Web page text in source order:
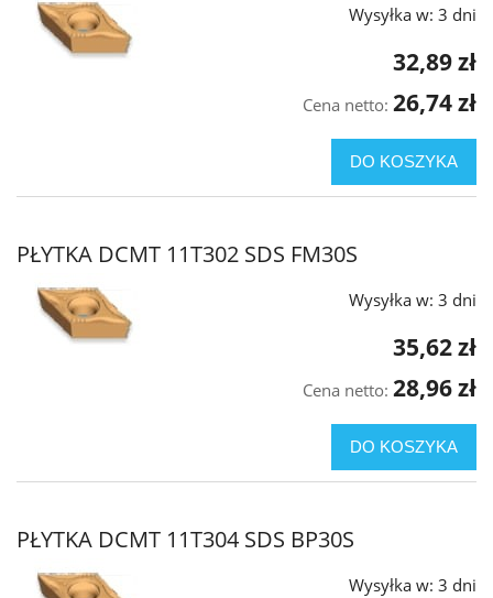
Wysyłka w: 3 dni
32,89 zł
Cena netto: 26,74 zł
DO KOSZYKA
PŁYTKA DCMT 11T302 SDS FM30S
Wysyłka w: 3 dni
35,62 zł
Cena netto: 28,96 zł
DO KOSZYKA
PŁYTKA DCMT 11T304 SDS BP30S
Wysyłka w: 3 dni